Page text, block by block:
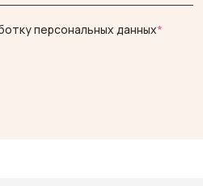
персональных данных*